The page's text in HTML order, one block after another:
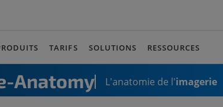
TARIFS SOLUTIONS RESSOURCES
Anatomy L'anatomie de l'imagerie